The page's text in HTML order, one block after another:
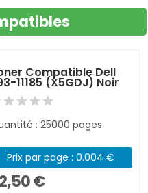
Compatible Dell
11185 (X5GDJ) Noir
: 25000 pages
Prix par page : 0.004 €
€